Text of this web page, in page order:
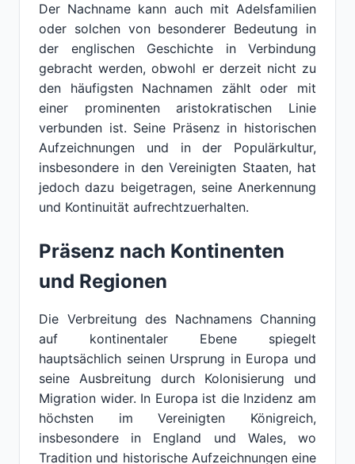
Der Nachname kann auch mit Adelsfamilien
oder solchen von besonderer Bedeutung in
der englischen Geschichte in Verbindung
gebracht werden, obwohl er derzeit nicht zu
den häufigsten Nachnamen zählt oder mit
einer prominenten aristokratischen Linie
verbunden ist. Seine Präsenz in historischen
Aufzeichnungen und in der Populärkultur,
insbesondere in den Vereinigten Staaten, hat
jedoch dazu beigetragen, seine Anerkennung
und Kontinuität aufrechtzuerhalten.
Präsenz nach Kontinenten
und Regionen
Die Verbreitung des Nachnamens Channing
auf kontinentaler Ebene spiegelt
hauptsächlich seinen Ursprung in Europa und
seine Ausbreitung durch Kolonisierung und
Migration wider. In Europa ist die Inzidenz am
höchsten im Vereinigten Königreich,
insbesondere in England und Wales, wo
Tradition und historische Aufzeichnungen eine